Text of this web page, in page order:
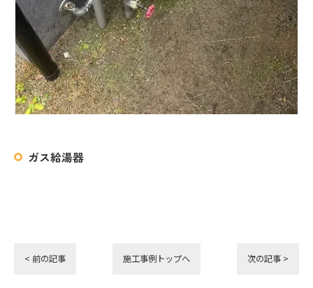
ガス給湯器
< 前の記事 施工事例トップへ 次の記事 >